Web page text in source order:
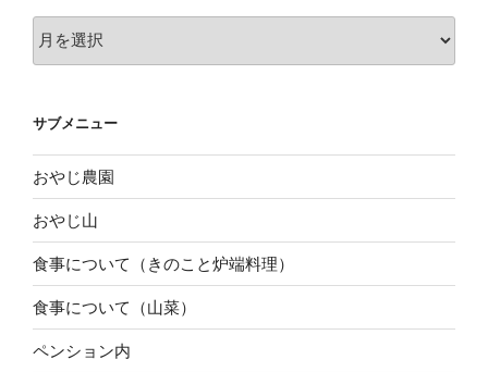
過
稿
サブメニュー
おやじ農園
おやじ山
食事について（きのこと炉端料理）
食事について（山菜）
ペンション内